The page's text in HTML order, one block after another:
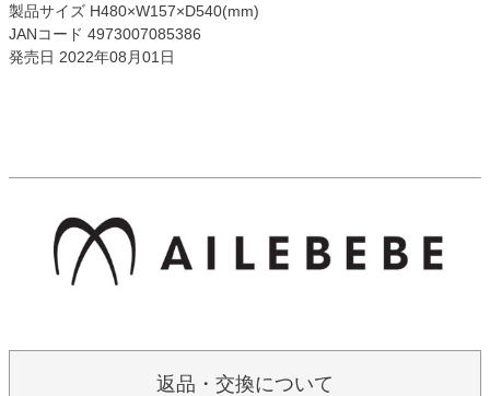
製品サイズ H480×W157×D540(mm)
JANコード 4973007085386
発売日 2022年08月01日
返品・交換について